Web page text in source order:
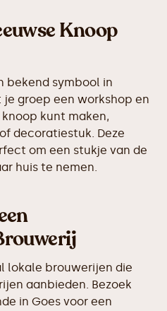
Knoop
bekend symbool in
je groep een workshop en
kunt maken,
decoratiestuk. Deze
om een stukje van de
huis te nemen.
lokale brouwerijen die
aanbieden. Bezoek
in Goes voor een